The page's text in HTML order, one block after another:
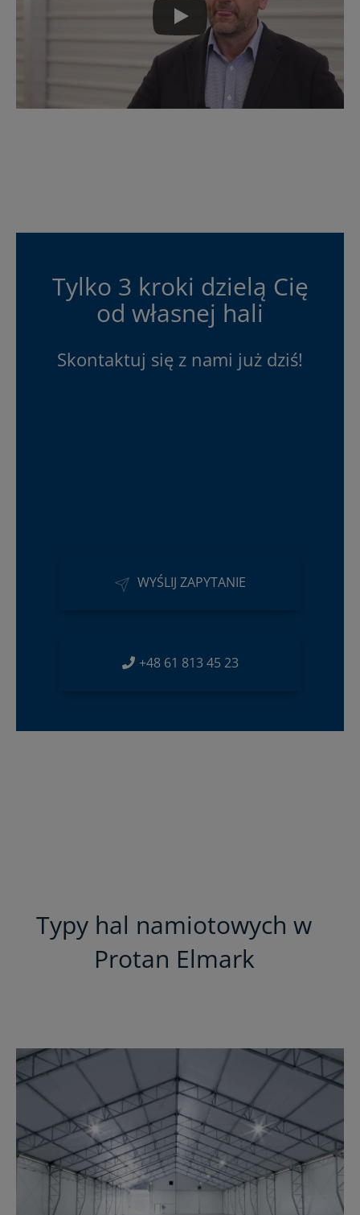
Tylko 3 kroki dzielą Cię
od własnej hali
Skontaktuj się z nami już dziś!
WYŚLIJ ZAPYTANIE
+48 61 813 45 23
Typy hal namiotowych w
Protan Elmark